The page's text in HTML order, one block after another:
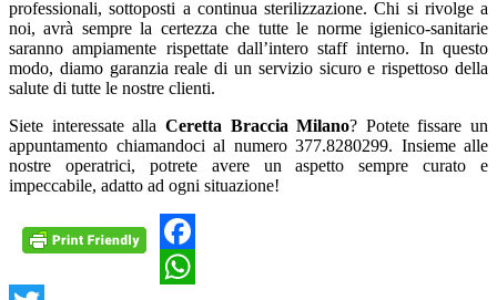
professionali, sottoposti a continua sterilizzazione. Chi si rivolge a
noi, avrà sempre la certezza che tutte le norme igienico-sanitarie
saranno ampiamente rispettate dall’intero staff interno. In questo
modo, diamo garanzia reale di un servizio sicuro e rispettoso della
salute di tutte le nostre clienti.
Siete interessate alla Ceretta Braccia Milano? Potete fissare un
appuntamento chiamandoci al numero 377.8280299. Insieme alle
nostre operatrici, potrete avere un aspetto sempre curato e
impeccabile, adatto ad ogni situazione!
Facebook